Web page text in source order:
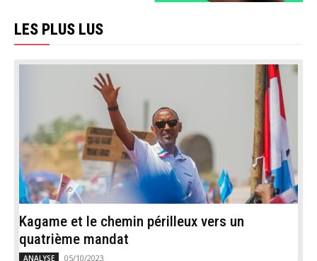
LES PLUS LUS
Kagame et le chemin périlleux vers un
quatrième mandat
ANALYSE 05/10/2023